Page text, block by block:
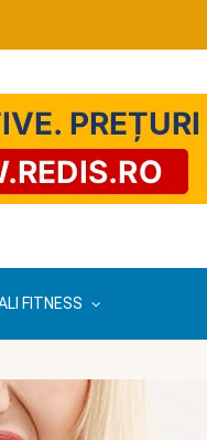
FITNESS